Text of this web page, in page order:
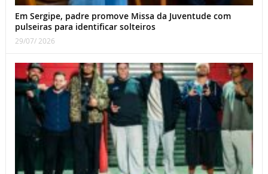
Em Sergipe, padre promove Missa da Juventude com
pulseiras para identificar solteiros
29/07/ 2026